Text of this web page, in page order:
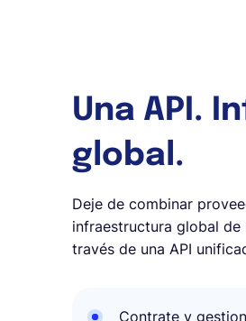
Una API.
global.
Deje de combinar
infraestructura global
través de una API
Contrate y